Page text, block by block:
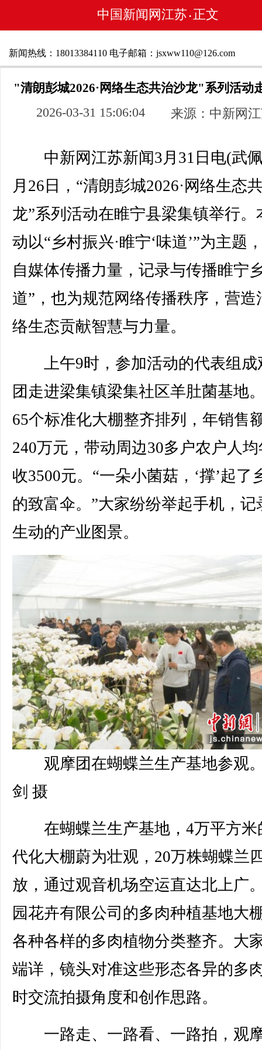
中国新闻网江苏 • 正文
新闻热线：18013384110 电子邮箱：jsxww110@126.com
"清朗彭城2026·网络生态共治沙龙"系列活动
2026-03-31 15:06:04 来源：中新网
中新网江苏新闻3月31日电(武
月26日，“清朗彭城2026·网络生态
龙”系列活动在睢宁县梁集镇举行。
动以“乡村振兴·睢宁‘味道’”为主题
自媒体传播力量，记录与传播睢宁
道”，也为规范网络传播秩序，营造
络生态贡献智慧与力量。
上午9时，参加活动的代表组成
团走进梁集镇梁集社区羊肚菌基地
65个标准化大棚整齐排列，年销售
240万元，带动周边30多户农户人
收3500元。“一朵小菌菇，‘撑’起了
的致富伞。”大家纷纷举起手机，记
生动的产业图景。
观摩团在蝴蝶兰生产基地参观
剑 摄
在蝴蝶兰生产基地，4万平方米
代化大棚蔚为壮观，20万株蝴蝶兰
放，通过观音机场空运直达北上广
园花卉有限公司的多肉种植基地大
各种各样的多肉植物分类整齐。大
端详，镜头对准这些形态各异的多
时交流拍摄角度和创作思路。
一路走、一路看、一路拍，观